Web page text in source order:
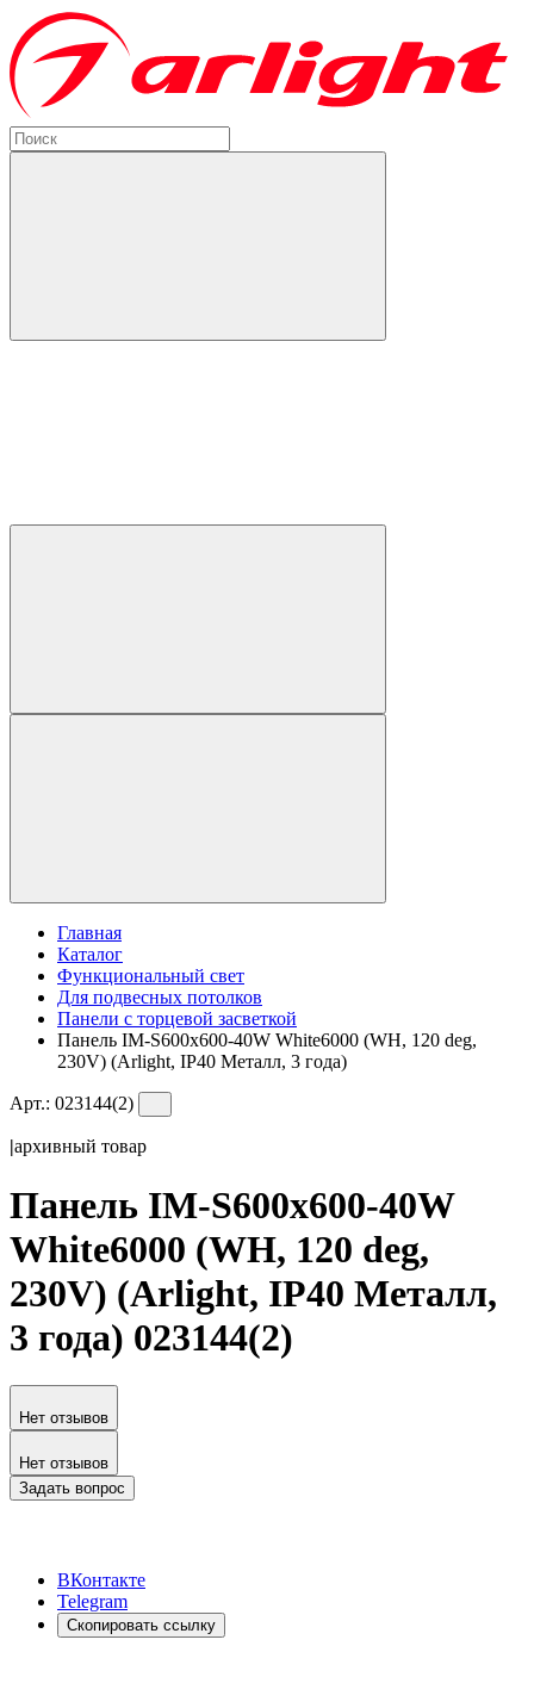
Главная
Каталог
Функциональный свет
Для подвесных потолков
Панели с торцевой засветкой
Панель IM-S600x600-40W White6000 (WH, 120 deg,
230V) (Arlight, IP40 Металл, 3 года)
Арт.: 023144(2)
|архивный товар
Панель IM-S600x600-40W
White6000 (WH, 120 deg,
230V) (Arlight, IP40 Металл,
3 года) 023144(2)
Нет отзывов
Нет отзывов
Задать вопрос
ВКонтакте
Telegram
Скопировать ссылку